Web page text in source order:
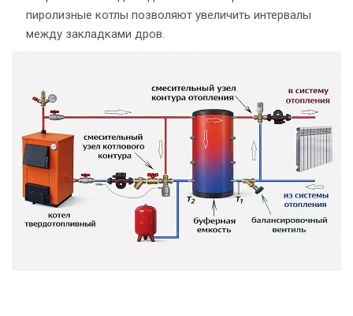
пиролизные котлы позволяют увеличить интервалы
между закладками дров.